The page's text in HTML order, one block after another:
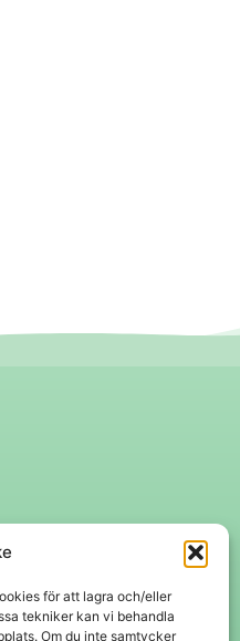
för att lagra och/eller
tekniker kan vi behandla
Om du inte samtycker
Swish